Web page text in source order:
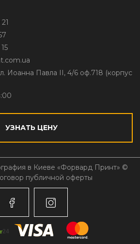
Иоанна Павла II, 4/6 оф.718 (корпус
УЗНАТЬ ЦЕНУ
в Киеве «Форвард Принт» ©
публичной оферты